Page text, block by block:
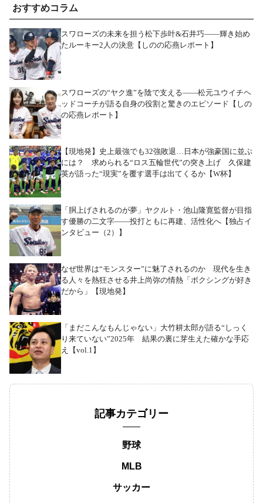
おすすめコラム
スワローズの未来を担う松下歩叶&石井巧――輝き始め
たルーキー2人の決意【しのの応燕レポート】
スワローズの“ヤク進”を陰で支える――松元ユウイチヘ
ッドコーチが語る自身の役割と驚きのエピソード【しの
の応燕レポート】
【現地発】史上最強でも32強敗退…日本が強豪国に並ぶ
には？ 求められる“ロス五輪世代”の突き上げ 久保建
英が語った“現実”を覆す選手は出てくるか【W杯】
「胴上げされるのが夢」ヤクルト・池山隆寛監督が目指
す優勝の二文字――投打ともに再建、活性化へ【独占イ
ンタビュー（2）】
なぜ世界は“モンスター”に魅了されるのか 現代を生き
る人々を熱狂させる井上尚弥の情熱「ボクシングが好き
だから」【現地発】
「まだこんなもんじゃない」大竹耕太郎が語る“しっく
り来ていない”2025年 結果の裏に芽生えた確かな手応
え【vol.1】
記事カテゴリー
野球
MLB
サッカー